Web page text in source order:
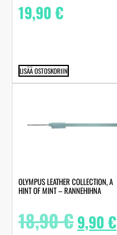
19,90€
LISÄÄ OSTOSKORIIN
OLYMPUS LEATHER COLLECTION, A
HINT OF MINT – RANNEHIHNA
18,90€9,90€